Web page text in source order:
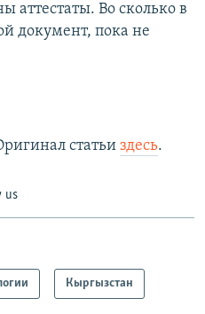
аттестаты. Во сколько в
документ, пока не
статьи здесь.
us
Кыргызстан